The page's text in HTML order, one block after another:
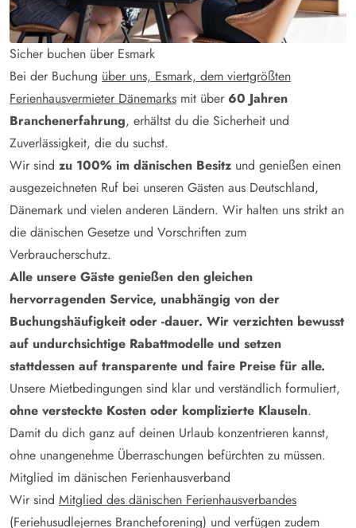
Sicher buchen über Esmark
Bei der Buchung über uns, Esmark, dem viertgrößten
Ferienhausvermieter Dänemarks mit über 60 Jahren
Branchenerfahrung, erhältst du die Sicherheit und
Zuverlässigkeit, die du suchst.
Wir sind zu 100% im dänischen Besitz und genießen einen
ausgezeichneten Ruf bei unseren Gästen aus Deutschland,
Dänemark und vielen anderen Ländern. Wir halten uns strikt an
die dänischen Gesetze und Vorschriften zum
Verbraucherschutz.
Alle unsere Gäste genießen den gleichen
hervorragenden Service, unabhängig von der
Buchungshäufigkeit oder -dauer. Wir verzichten bewusst
auf undurchsichtige Rabattmodelle und setzen
stattdessen auf transparente und faire Preise für alle.
Unsere Mietbedingungen sind klar und verständlich formuliert,
ohne versteckte Kosten oder komplizierte Klauseln.
Damit du dich ganz auf deinen Urlaub konzentrieren kannst,
ohne unangenehme Überraschungen befürchten zu müssen.
Mitglied im dänischen Ferienhausverband
Wir sind Mitglied des dänischen Ferienhausverbandes
(Feriehusudlejernes Brancheforening) und verfügen zudem